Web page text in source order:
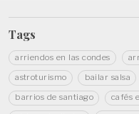
Tags
arriendos en las condes
astroturismo bailar salsa
barrios de santiago cafés